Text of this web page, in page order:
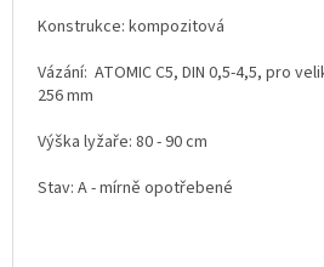
Konstrukce: kompozitová
Vázání: ATOMIC C5, DIN 0,5-4,5, pro
256 mm
Výška lyžaře: 80 - 90 cm
Stav: A - mírně opotřebené